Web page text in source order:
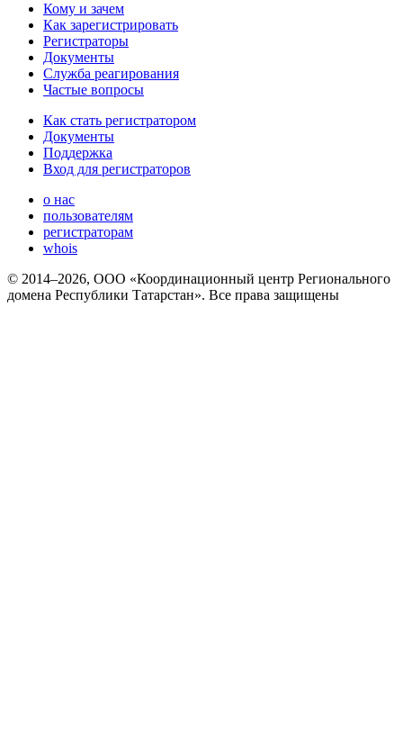
Кому и зачем
Как зарегистрировать
Регистраторы
Документы
Служба реагирования
Частые вопросы
Как стать регистратором
Документы
Поддержка
Вход для регистраторов
о нас
пользователям
регистраторам
whois
© 2014–2026, ООО «Координационный центр Регионального
домена Республики Татарстан». Все права защищены